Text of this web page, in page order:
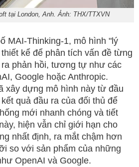
tại London, Anh. Ảnh: THX/TTXVN
MAI-Thinking-1, mô hình "lý
kể để phân tích vấn đề từng
phản hồi, tương tự như các
Google hoặc Anthropic.
xây dựng mô hình này từ đầu
quả đầu ra của đối thủ để
mới nhanh chóng và tiết
hiện vẫn chỉ giới hạn cho
nhất định, ra mắt chậm hơn
so với sản phẩm của những
OpenAI và Google.